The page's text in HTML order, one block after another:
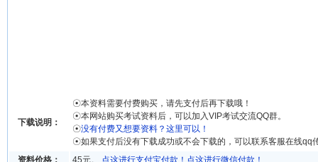
下载说明：
☉本资料需要付费购买，请先支付后再下载哦！
☉本网站购买考试资料后，可以加入VIP考试交流QQ群。
☉没有付费又想要资料？这里可以！
☉如果支付后没有下载成功或不会下载的，可以联系客服在线qq
资料价格：
45元。 点这进行支付宝付款！ 点这进行微信付款！